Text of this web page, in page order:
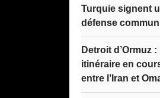
Turquie signent
défense commun
Detroit d’Ormuz
itinéraire en
entre l’Iran et